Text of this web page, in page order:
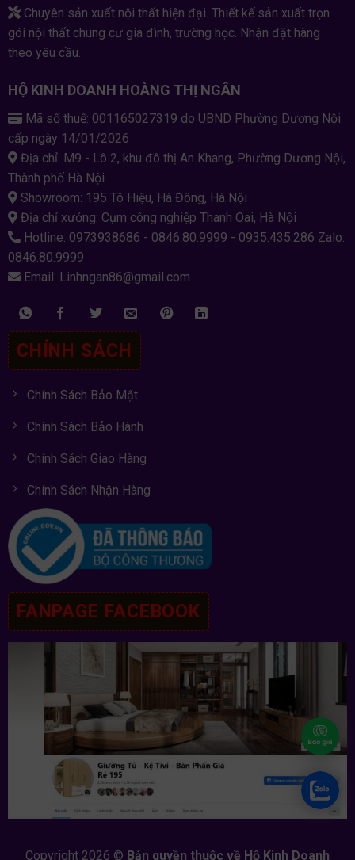
Chuyên sản xuất nội thất hiện đại. Thiết kế sản xuất trọn
gói nội thất chung cư gia đình, trường học. Nhận đặt hàng
theo yêu cầu.
HỘ KINH DOANH HOÀNG THỊ NGÂN
Mã số thuế: 001165027319 do UBND Phường Dương Nội
cấp ngày 14/01/2026
Địa chỉ: M9 - Lô 2, khu đô thị An Khang, Phường Dương Nội,
Thành phố Hà Nội
Showroom: 195 Tô Hiệu, Hà Đông, Hà Nội
Địa chỉ xưởng: Cụm công nghiệp Thanh Oai, Hà Nội
Hotline: 0973938686 - 0846.80.9999 - 0935.435.286 Zalo:
0846.80.9999
Email: Linhngan86@gmail.com
CHÍNH SÁCH
Chính Sách Bảo Mật
Chính Sách Bảo Hành
Chính Sách Giao Hàng
Chính Sách Nhận Hàng
FANPAGE FACEBOOK
Copyright 2026 © Bản quyền thuộc về Hộ Kinh Doanh